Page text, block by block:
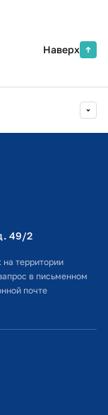
Наверх
РФ
49/2​
территории
в письменном
почте